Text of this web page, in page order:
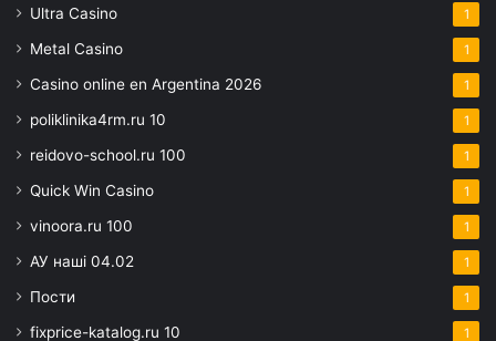
Ultra Casino 1
Metal Casino 1
Casino online en Argentina 2026 1
poliklinika4rm.ru 10 1
reidovo-school.ru 100 1
Quick Win Casino 1
vinoora.ru 100 1
АУ наші 04.02 1
Пости 1
fixprice-katalog.ru 10 1